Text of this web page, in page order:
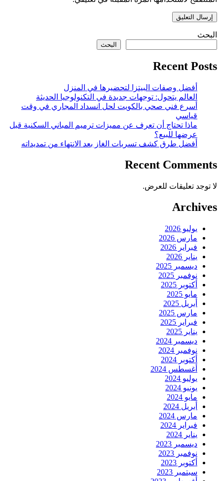
البحث
البحث
Recent Posts
أفضل وصفات البيتزا لتحضيرها في المنزل
العالم يتحول: توجهات جديدة في التكنولوجيا الحديثة
أسرع فني صحي بالكويت لحل انسداد المجاري في وقت
قياسي
ماذا تحتاج أن تعرف عن مميزات ترميم المباني السكنية قبل
عرضها للبيع؟
أفضل طرق كشف تسربات الغاز بعد الانتهاء من تمديداته
Recent Comments
لا توجد تعليقات للعرض.
Archives
يوليو 2026
مارس 2026
فبراير 2026
يناير 2026
ديسمبر 2025
نوفمبر 2025
أكتوبر 2025
مايو 2025
أبريل 2025
مارس 2025
فبراير 2025
يناير 2025
ديسمبر 2024
نوفمبر 2024
أكتوبر 2024
أغسطس 2024
يوليو 2024
يونيو 2024
مايو 2024
أبريل 2024
مارس 2024
فبراير 2024
يناير 2024
ديسمبر 2023
نوفمبر 2023
أكتوبر 2023
سبتمبر 2023